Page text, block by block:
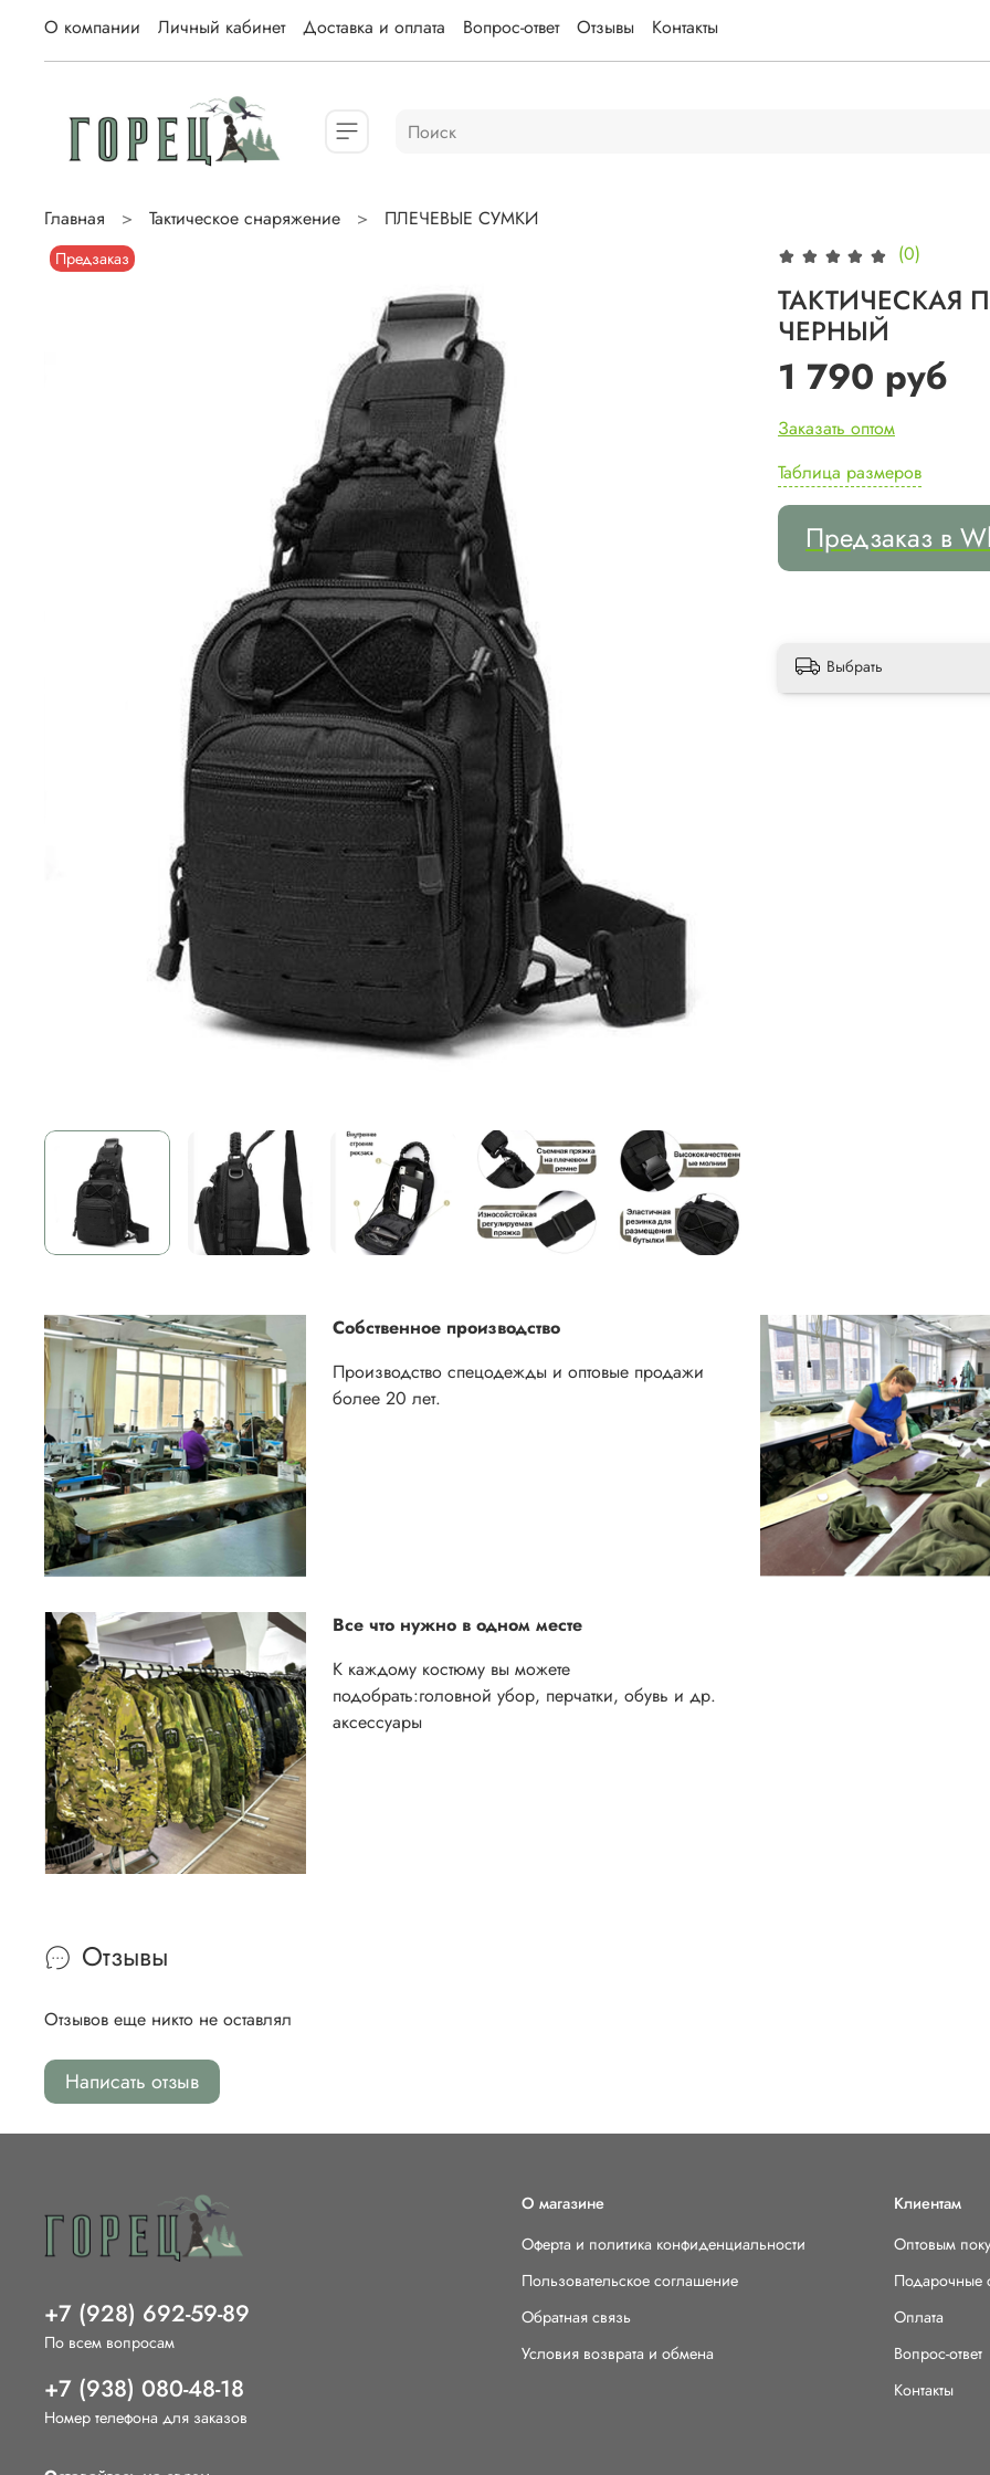
О компании Личный кабинет Доставка и оплата Вопрос-ответ Отзывы Контакты
Главная Тактическое снаряжение ПЛЕЧЕВЫЕ СУМКИ
Предзаказ (0)
ТАКТИЧЕСКАЯ
ЧЕРНЫЙ
1 790 руб
Заказать оптом
Таблица размеров
Предзаказ в
Выбрать
Собственное производство
Производство спецодежды и оптовые продажи
более 20 лет.
Все что нужно в одном месте
К каждому костюму вы можете
подобрать:головной убор, перчатки, обувь и др.
аксессуары
Отзывы
Отзывов еще никто не оставлял
Написать отзыв
О магазине
Оферта и политика конфиденциальности
Пользовательское соглашение
Обратная связь
Условия возврата и обмена
Клиентам
Оптовым
Подарочные
Оплата
Вопрос-ответ
Контакты
+7 (928) 692-59-89
По всем вопросам
+7 (938) 080-48-18
Номер телефона для заказов